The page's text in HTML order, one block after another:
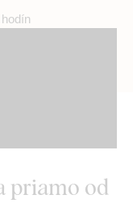
priamo od